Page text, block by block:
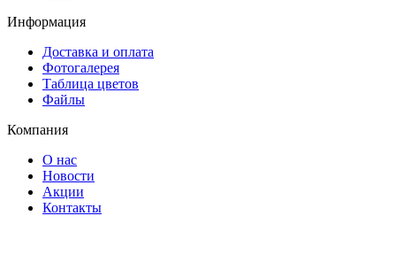
Информация
Доставка и оплата
Фотогалерея
Таблица цветов
Файлы
Компания
О нас
Новости
Акции
Контакты